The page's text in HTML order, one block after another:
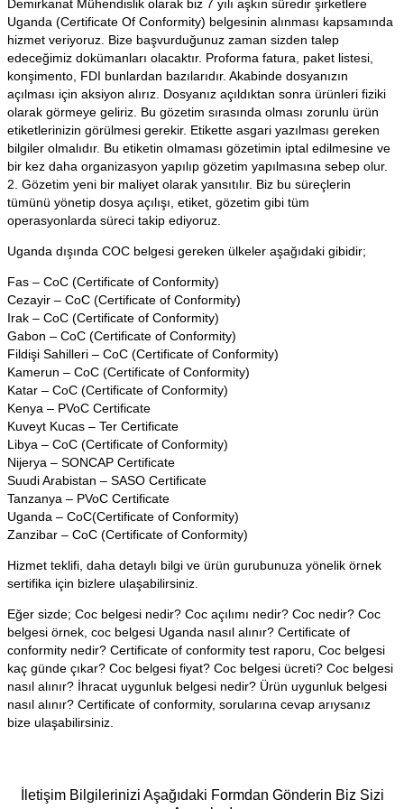
Demirkanat Mühendislik olarak biz 7 yılı aşkın süredir şirketlere
Uganda (Certificate Of Conformity) belgesinin alınması kapsamında
hizmet veriyoruz. Bize başvurduğunuz zaman sizden talep
edeceğimiz dokümanları olacaktır. Proforma fatura, paket listesi,
konşimento, FDI bunlardan bazılarıdır. Akabinde dosyanızın
açılması için aksiyon alırız. Dosyanız açıldıktan sonra ürünleri fiziki
olarak görmeye geliriz. Bu gözetim sırasında olması zorunlu ürün
etiketlerinizin görülmesi gerekir. Etikette asgari yazılması gereken
bilgiler olmalıdır. Bu etiketin olmaması gözetimin iptal edilmesine ve
bir kez daha organizasyon yapılıp gözetim yapılmasına sebep olur.
2. Gözetim yeni bir maliyet olarak yansıtılır. Biz bu süreçlerin
tümünü yönetip dosya açılışı, etiket, gözetim gibi tüm
operasyonlarda süreci takip ediyoruz.
Uganda dışında COC belgesi gereken ülkeler aşağıdaki gibidir;
Fas – CoC (Certificate of Conformity)
Cezayir – CoC (Certificate of Conformity)
Irak – CoC (Certificate of Conformity)
Gabon – CoC (Certificate of Conformity)
Fildişi Sahilleri – CoC (Certificate of Conformity)
Kamerun – CoC (Certificate of Conformity)
Katar – CoC (Certificate of Conformity)
Kenya – PVoC Certificate
Kuveyt Kucas – Ter Certificate
Libya – CoC (Certificate of Conformity)
Nijerya – SONCAP Certificate
Suudi Arabistan – SASO Certificate
Tanzanya – PVoC Certificate
Uganda – CoC(Certificate of Conformity)
Zanzibar – CoC (Certificate of Conformity)
Hizmet teklifi, daha detaylı bilgi ve ürün gurubunuza yönelik örnek
sertifika için bizlere ulaşabilirsiniz.
Eğer sizde; Coc belgesi nedir? Coc açılımı nedir? Coc nedir? Coc
belgesi örnek, coc belgesi Uganda nasıl alınır? Certificate of
conformity nedir? Certificate of conformity test raporu, Coc belgesi
kaç günde çıkar? Coc belgesi fiyat? Coc belgesi ücreti? Coc belgesi
nasıl alınır? İhracat uygunluk belgesi nedir? Ürün uygunluk belgesi
nasıl alınır? Certificate of conformity, sorularına cevap arıysanız
bize ulaşabilirsiniz.
İletişim Bilgilerinizi Aşağıdaki Formdan Gönderin Biz Sizi